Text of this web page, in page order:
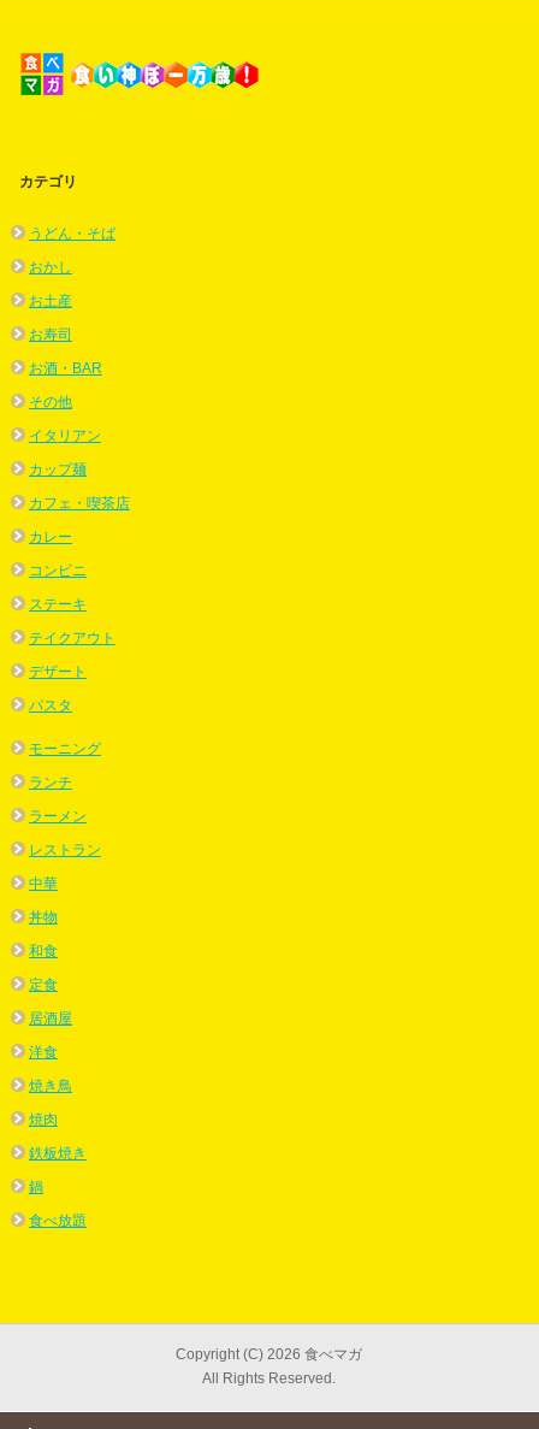
カテゴリ
うどん・そば
おかし
お土産
お寿司
お酒・BAR
その他
イタリアン
カップ麺
カフェ・喫茶店
カレー
コンビニ
ステーキ
テイクアウト
デザート
パスタ
モーニング
ランチ
ラーメン
レストラン
中華
丼物
和食
定食
居酒屋
洋食
焼き鳥
焼肉
鉄板焼き
鍋
食べ放題
Copyright (C) 2026 食べマガ
All Rights Reserved.